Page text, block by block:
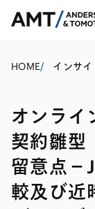
HOME/ インサイ
オンライ
契約雛型
留意点－
較及び近